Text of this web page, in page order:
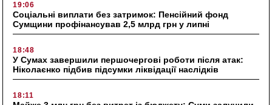
19:06
Соціальні виплати без затримок: Пенсійний фонд
Сумщини профінансував 2,5 млрд грн у липні
18:48
У Сумах завершили першочергові роботи після атак:
Ніколаєнко підбив підсумки ліквідації наслідків
18:11